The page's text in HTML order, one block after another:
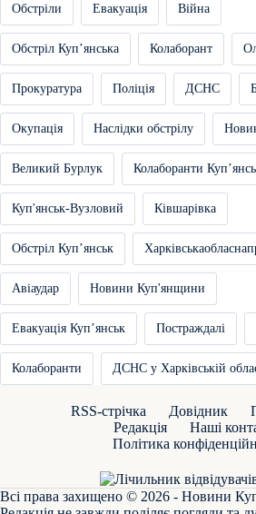
Обстріли Евакуація Війна
Обстріл Купʼянська Колаборант
Прокуратура Поліція ДСНС
Окупація Наслідки обстрілу
Великий Бурлук Колаборанти
Куп'янськ-Вузловий Ківшарівка
Обстріл Купʼянськ
Авіаудар Новини Куп'янщини
Евакуація Купʼянськ Постраждалі
Колаборанти ДСНС у Харківській
RSS-стрічка Довідник
Редакція
Наші
Політика
Всі права захищено © 2026 - Новини